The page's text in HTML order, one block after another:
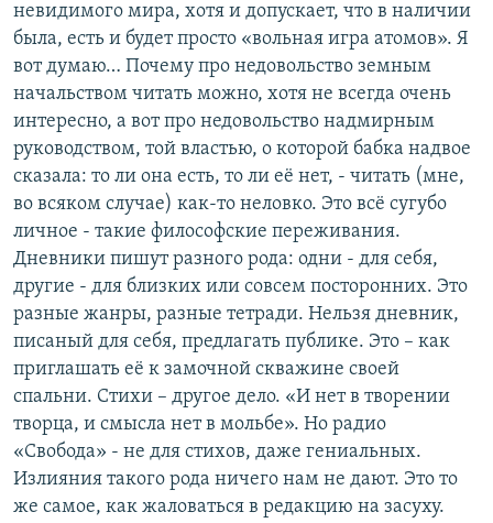
невидимого мира, хотя и допускает, что в наличии
была, есть и будет просто «вольная игра атомов». Я
вот думаю… Почему про недовольство земным
начальством читать можно, хотя не всегда очень
интересно, а вот про недовольство надмирным
руководством, той властью, о которой бабка надвое
сказала: то ли она есть, то ли её нет, - читать (мне,
во всяком случае) как-то неловко. Это всё сугубо
личное - такие философские переживания.
Дневники пишут разного рода: одни - для себя,
другие - для близких или совсем посторонних. Это
разные жанры, разные тетради. Нельзя дневник,
писаный для себя, предлагать публике. Это – как
приглашать её к замочной скважине своей
спальни. Стихи – другое дело. «И нет в творении
творца, и смысла нет в мольбе». Но радио
«Свобода» - не для стихов, даже гениальных.
Излияния такого рода ничего нам не дают. Это то
же самое, как жаловаться в редакцию на засуху.